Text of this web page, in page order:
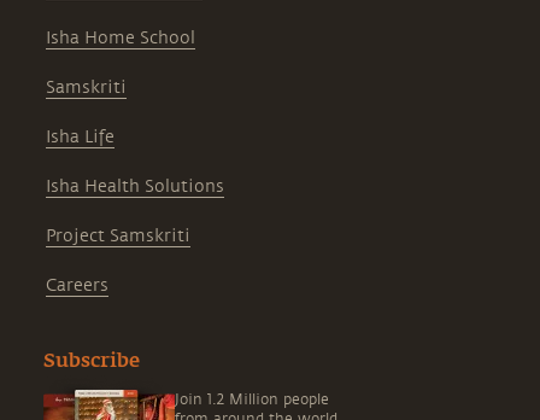
Isha Home School
Samskriti
Isha Life
Isha Health Solutions
Project Samskriti
Careers
Subscribe
Join 1.2 Million people